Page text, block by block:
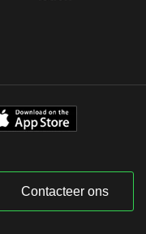
Contacteer ons